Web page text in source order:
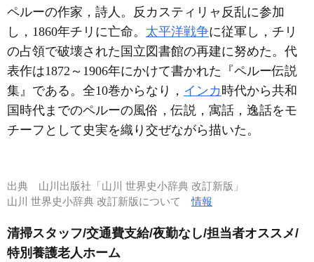
ペルーの作家，詩人。反カスティリャ反乱に参加
し，1860年チリに亡命。 太平洋戦争に従軍し，チリ
の占領で破壊された国立図書館の再建に努めた。代
表作は1872～1906年にかけて書かれた『ペルー伝説
集』である。全10巻からなり， インカ時代から共和
国時代までのペルーの風俗，伝説，寓話，逸話をモ
チーフとして史実を織り交ぜながら描いた。
出典 山川出版社「山川 世界史小辞典 改訂新版」
山川 世界史小辞典 改訂新版について情報
清掃スタッフ/交通費支給/夜勤なし/担当者オススメ/
特別養護老人ホーム